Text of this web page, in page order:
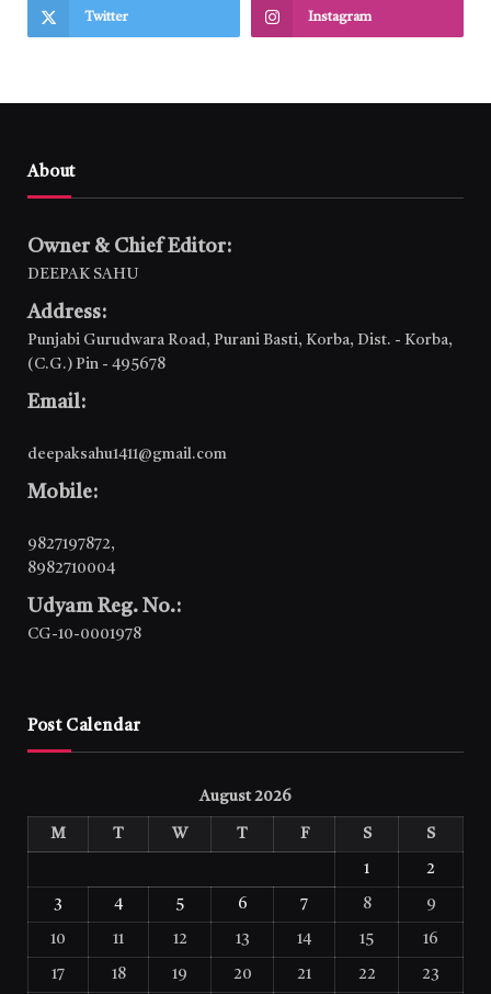
Twitter Instagram
About
Owner & Chief Editor:
DEEPAK SAHU
Address:
Punjabi Gurudwara Road, Purani Basti, Korba, Dist. - Korba,
(C.G.) Pin - 495678
Email:
deepaksahu1411@gmail.com
Mobile:
9827197872,
8982710004
Udyam Reg. No.:
CG-10-0001978
Post Calendar
August 2026
M T W T F S S
1 2
3 4 5 6 7 8 9
10 11 12 13 14 15 16
17 18 19 20 21 22 23